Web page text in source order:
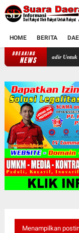
HOME BERITA
BREAKING
NEWS
IGABA Hadir Untuk Perkuat
Menampilkan